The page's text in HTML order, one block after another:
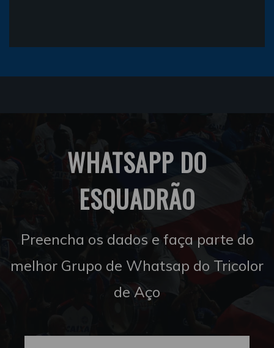
WHATSAPP DO
ESQUADRÃO
Preencha os dados e faça parte do
melhor Grupo de Whatsap do Tricolor
de Aço